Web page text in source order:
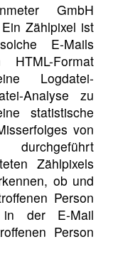
GmbH
Zählpixel ist
E-Mails
Format
Logdatei-
Analyse zu
statistische
von
durchgeführt
Zählpixels
ob und
Person
in der E-Mail
Person